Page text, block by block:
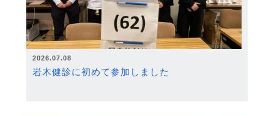
2026.07.08
岩木健診に初めて参加しました